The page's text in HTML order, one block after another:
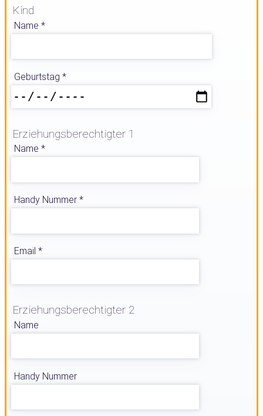
Kind
Name *
Geburtstag *
Erziehungsberechtigter 1
Name *
Handy Nummer *
Email *
Erziehungsberechtigter 2
Name
Handy Nummer